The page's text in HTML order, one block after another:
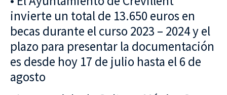
invierte un total de 13.650 euros en
becas durante el curso 2023 – 2024 y el
plazo para presentar la documentación
es desde hoy 17 de julio hasta el 6 de
agosto